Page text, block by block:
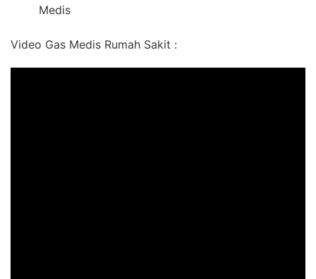
Medis
Video Gas Medis Rumah Sakit :